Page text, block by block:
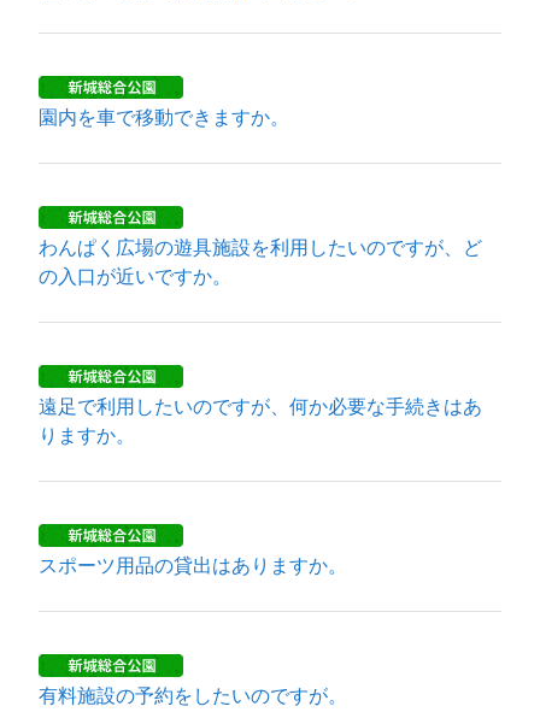
園内を車で移動できますか。
わんぱく広場の遊具施設を利用したいのですが、ど
の入口が近いですか。
遠足で利用したいのですが、何か必要な手続きはあ
りますか。
スポーツ用品の貸出はありますか。
有料施設の予約をしたいのですが。